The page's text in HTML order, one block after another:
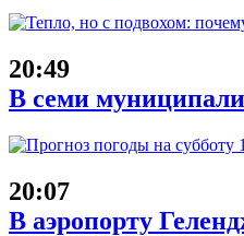
20:49
В семи
20:07
В аэропорту